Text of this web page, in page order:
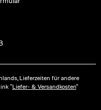
Lieferzeiten für andere
"Liefer- & Versandkosten"